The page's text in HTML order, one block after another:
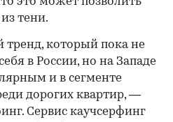
тени.
который пока не
в России, но на Западе
и в сегменте
дорогих квартир, —
Сервис каучсерфинг